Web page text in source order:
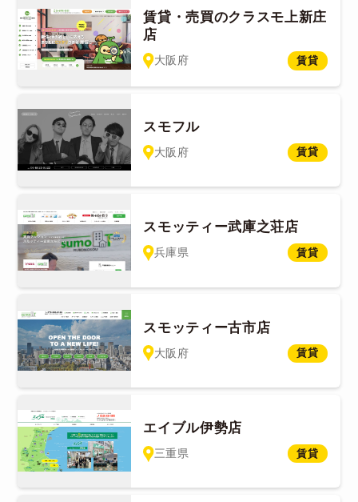
賃貸・売買のクラスモ上新庄
店
大阪府 賃貸
スモフル
大阪府 賃貸
スモッティー武庫之荘店
兵庫県 賃貸
スモッティー古市店
大阪府 賃貸
エイブル伊勢店
三重県 賃貸